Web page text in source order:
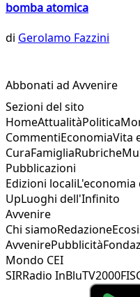
bomba atomica
di Gerolamo Fazzini
Abbonati ad Avvenire
Sezioni del sito
HomeAttualitàPolitica
CommentiEconomiaVita
CuraFamigliaRubriche
Pubblicazioni
Edizioni localiL'economia
UpLuoghi dell'Infinito
Avvenire
Chi siamoRedazione
AvvenirePubblicità
Mondo CEI
SIRRadio InBluTV2000